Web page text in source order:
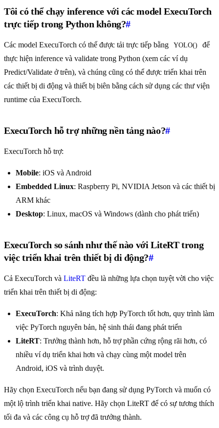
Tôi có thể chạy inference với các model ExecuTorch
trực tiếp trong Python không?#
Các model ExecuTorch có thể được tải trực tiếp bằng YOLO()
để
thực hiện inference và validate trong Python (xem các ví dụ
Predict/Validate ở trên), và chúng cũng có thể được triển khai trên
các thiết bị di động và thiết bị biên bằng cách sử dụng các thư viện
runtime của ExecuTorch.
ExecuTorch hỗ trợ những nền tảng nào?#
ExecuTorch hỗ trợ:
Mobile: iOS và Android
Embedded Linux: Raspberry Pi, NVIDIA Jetson và các thiết bị
ARM khác
Desktop: Linux, macOS và Windows (dành cho phát triển)
ExecuTorch so sánh như thế nào với LiteRT trong
việc triển khai trên thiết bị di động?#
Cả ExecuTorch và LiteRT đều là những lựa chọn tuyệt vời cho việc
triển khai trên thiết bị di động:
ExecuTorch: Khả năng tích hợp PyTorch tốt hơn, quy trình làm
việc PyTorch nguyên bản, hệ sinh thái đang phát triển
LiteRT: Trưởng thành hơn, hỗ trợ phần cứng rộng rãi hơn, có
nhiều ví dụ triển khai hơn và chạy cùng một model trên
Android, iOS và trình duyệt.
Hãy chọn ExecuTorch nếu bạn đang sử dụng PyTorch và muốn có
một lộ trình triển khai native. Hãy chọn LiteRT để có sự tương thích
tối đa và các công cụ hỗ trợ đã trưởng thành.